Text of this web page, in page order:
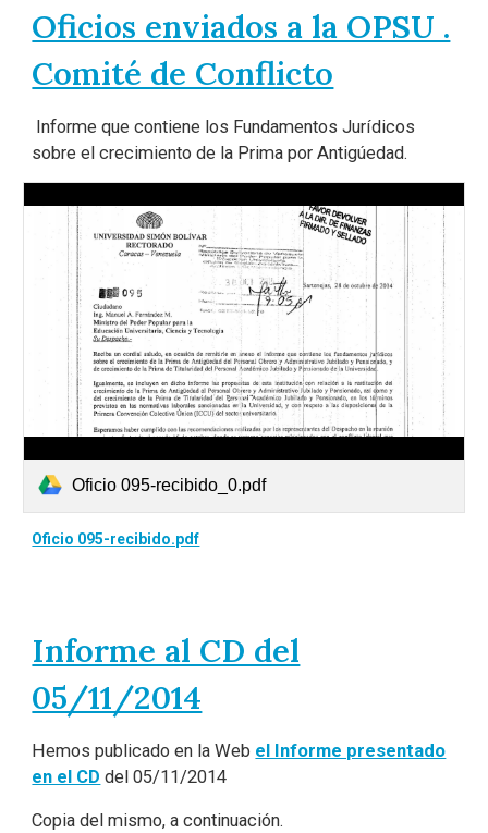
Oficios enviados a la OPSU .
Comité de Conflicto
Informe que contiene los Fundamentos Jurídicos
sobre el crecimiento de la Prima por Antigúedad.
Oficio 095-recibido_0.pdf
Oficio 095-recibido.pdf
Informe al CD del
05/11/2014
Hemos publicado en la Web el Informe presentado
en el CD del 05/11/2014
Copia del mismo, a continuación.